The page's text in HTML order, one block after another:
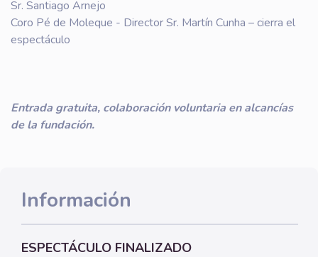
Sr. Santiago Arnejo
Coro Pé de Moleque - Director Sr. Martín Cunha – cierra el
espectáculo
Entrada gratuita, colaboración voluntaria en alcancías
de la fundación.
Información
ESPECTÁCULO FINALIZADO